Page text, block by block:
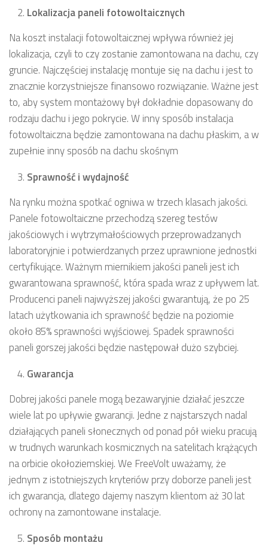
Lokalizacja paneli fotowoltaicznych
Na koszt instalacji fotowoltaicznej wpływa również jej
lokalizacja, czyli to czy zostanie zamontowana na dachu, czy
gruncie. Najczęściej instalację montuje się na dachu i jest to
znacznie korzystniejsze finansowo rozwiązanie. Ważne jest
to, aby system montażowy był dokładnie dopasowany do
rodzaju dachu i jego pokrycie. W inny sposób instalacja
fotowoltaiczna będzie zamontowana na dachu płaskim, a w
zupełnie inny sposób na dachu skośnym
Sprawność i wydajność
Na rynku można spotkać ogniwa w trzech klasach jakości.
Panele fotowoltaiczne przechodzą szereg testów
jakościowych i wytrzymałościowych przeprowadzanych
laboratoryjnie i potwierdzanych przez uprawnione jednostki
certyfikujące. Ważnym miernikiem jakości paneli jest ich
gwarantowana sprawność, która spada wraz z upływem lat.
Producenci paneli najwyższej jakości gwarantują, że po 25
latach użytkowania ich sprawność będzie na poziomie
około 85% sprawności wyjściowej. Spadek sprawności
paneli gorszej jakości będzie następował dużo szybciej.
Gwarancja
Dobrej jakości panele mogą bezawaryjnie działać jeszcze
wiele lat po upływie gwarancji. Jedne z najstarszych nadal
działających paneli słonecznych od ponad pół wieku pracują
w trudnych warunkach kosmicznych na satelitach krążących
na orbicie okołoziemskiej. We FreeVolt uważamy, że
jednym z istotniejszych kryteriów przy doborze paneli jest
ich gwarancja, dlatego dajemy naszym klientom aż 30 lat
ochrony na zamontowane instalacje.
Sposób montażu